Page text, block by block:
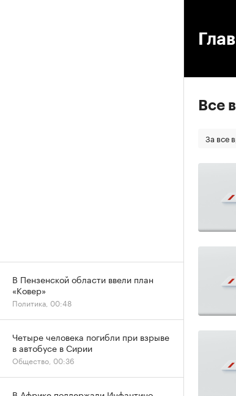
Все
За все
В Пензенской области ввели план
«Ковер»
Политика, 00:48
Четыре человека погибли при взрыве
в автобусе в Сирии
Общество, 00:36